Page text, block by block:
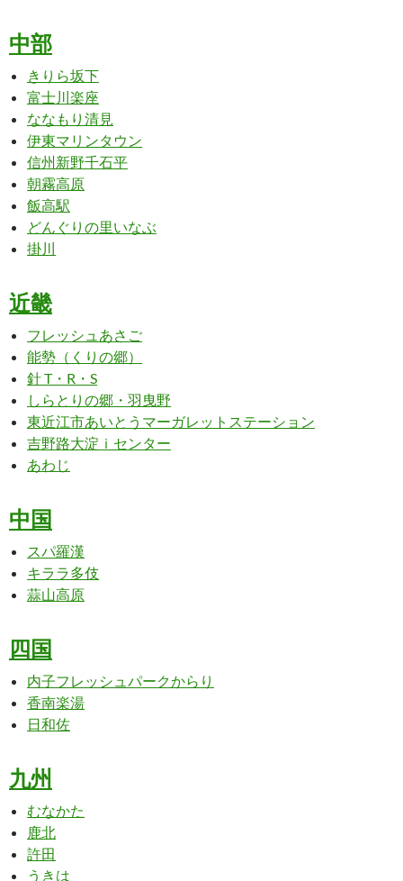
中部
きりら坂下
富士川楽座
ななもり清見
伊東マリンタウン
信州新野千石平
朝霧高原
飯高駅
どんぐりの里いなぶ
掛川
近畿
フレッシュあさご
能勢（くりの郷）
針 T・R・S
しらとりの郷・羽曳野
東近江市あいとうマーガレットステーション
吉野路大淀ｉセンター
あわじ
中国
スパ羅漢
キララ多伎
蒜山高原
四国
内子フレッシュパークからり
香南楽湯
日和佐
九州
むなかた
鹿北
許田
うきは